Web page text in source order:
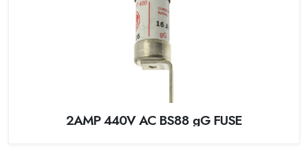
2AMP 440V AC BS88 gG FUSE